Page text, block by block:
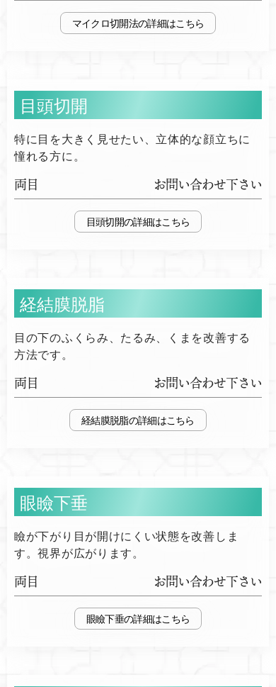
マイクロ切開法
目頭切開
特に目を大きく見せたい、立体的な顔立ちに
憧れる方に。
両目 お問い合わせ下さい
目頭切開
経結膜脱脂
目の下のふくらみ、たるみ、くまを改善する
方法です。
両目 お問い合わせ下さい
経結膜脱脂
眼瞼下垂
瞼が下がり目が開けにくい状態を改善しま
す。視界が広がります。
両目 お問い合わせ下さい
眼瞼下垂